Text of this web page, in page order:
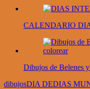
CALENDARIO
Dibujos de Belenes
dibujosDIA DEDIAS